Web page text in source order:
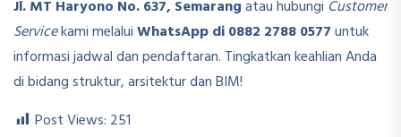
Jl. MT Haryono No. 637, Semarangatau hubungi Customer
Servicekami melaluiWhatsApp di 0882 2788 0577untuk
informasi jadwal dan pendaftaran. Tingkatkan keahlian Anda
di bidang struktur, arsitektur dan BIM!
Post Views: 251